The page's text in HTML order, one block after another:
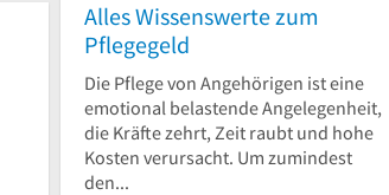
Alles Wissenswerte zum
Pflegegeld
Die Pflege von Angehörigen ist eine
emotional belastende Angelegenheit,
die Kräfte zehrt, Zeit raubt und hohe
Kosten verursacht. Um zumindest
den...